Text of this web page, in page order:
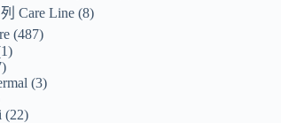
Care Line 8
487
1
3
22